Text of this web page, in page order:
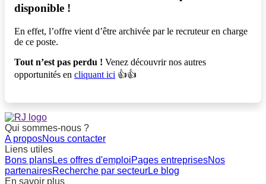
disponible !️
En effet, l’offre vient d’être archivée par le recruteur en charge
de ce poste.
Tout n’est pas perdu ! Venez découvrir nos autres
opportunités en cliquant ici 👍👍
Qui sommes-nous ?
A proposNous contacter
Liens utiles
Bons plansLes offres d'emploiPages entreprisesNos
partenairesRecherche par secteurLe blog
En savoir plus